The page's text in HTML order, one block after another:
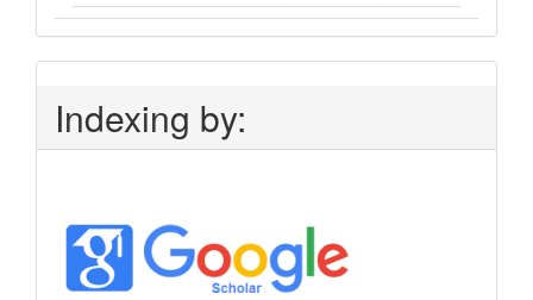
Indexing by: